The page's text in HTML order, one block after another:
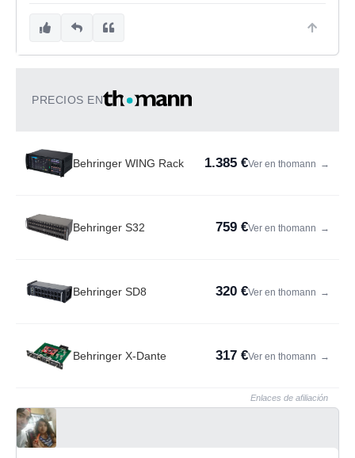
PRECIOS EN
Behringer WING Rack 1.385 €Ver en thomann →
Behringer S32 759 €Ver en thomann →
Behringer SD8 320 €Ver en thomann →
Behringer X-Dante 317 €Ver en thomann →
Enlaces de afiliación